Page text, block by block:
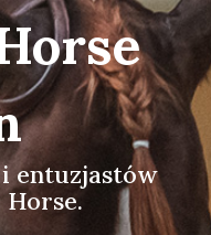
entuzjastów